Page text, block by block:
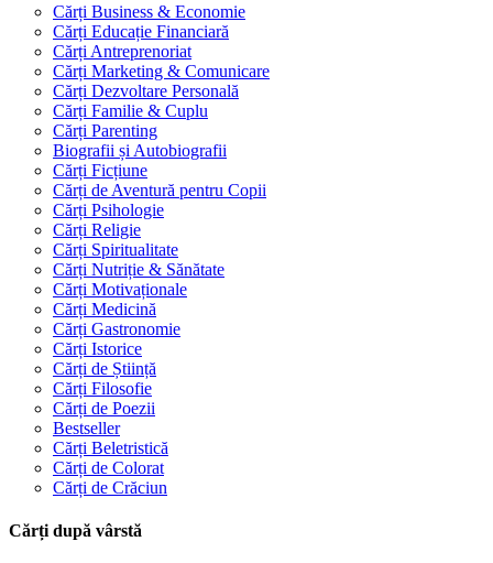
Cărți Business & Economie
Cărți Educație Financiară
Cărți Antreprenoriat
Cărți Marketing & Comunicare
Cărți Dezvoltare Personală
Cărți Familie & Cuplu
Cărți Parenting
Biografii și Autobiografii
Cărți Ficțiune
Cărți de Aventură pentru Copii
Cărți Psihologie
Cărți Religie
Cărți Spiritualitate
Cărți Nutriție & Sănătate
Cărți Motivaționale
Cărți Medicină
Cărți Gastronomie
Cărți Istorice
Cărți de Știință
Cărți Filosofie
Cărți de Poezii
Bestseller
Cărți Beletristică
Cărți de Colorat
Cărți de Crăciun
Cărți după vârstă